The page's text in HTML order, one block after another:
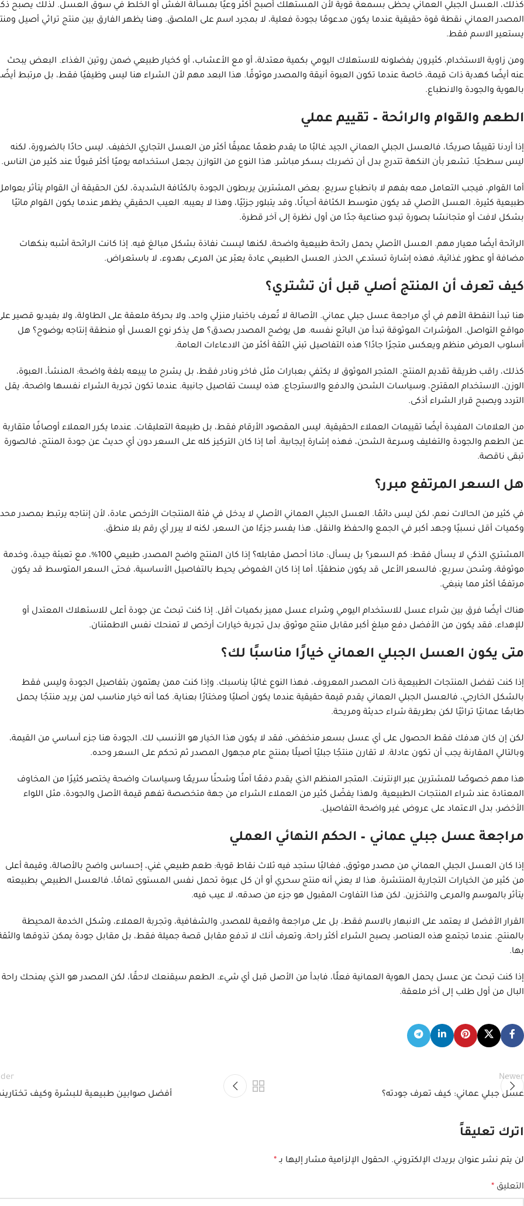
كذلك، العسل الجبلي العماني يحظى بسمعة قوية لأن المستهلك أصبح أكثر وعيًا بمسألة الغش أو الخلط في سوق العسل. لذلك يصبح
المصدر العماني نقطة قوة حقيقية عندما يكون مدعومًا بجودة فعلية، لا بمجرد اسم على الملصق. وهنا يظهر الفارق بين منتج تراثي أصيل
يستعير الاسم فقط.
ومن زاوية الاستخدام، كثيرون يفضلونه للاستهلاك اليومي بكمية معتدلة، أو مع الأعشاب، أو كخيار طبيعي ضمن روتين الغذاء. البعض يبحث
عنه أيضًا كهدية ذات قيمة، خاصة عندما تكون العبوة أنيقة والمصدر موثوقًا. هذا البعد مهم لأن الشراء هنا ليس وظيفيًا فقط، بل مرتبط
بالهوية والجودة والانطباع.
الطعم والقوام والرائحة – تقييم عملي
إذا أردنا تقييمًا صريحًا، فالعسل الجبلي العماني الجيد غالبًا ما يقدم طعمًا عميقًا أكثر من العسل التجاري الخفيف. ليس حادًا بالضرورة، لكنه
ليس سطحيًا. تشعر بأن النكهة تتدرج بدل أن تضربك بسكر مباشر. هذا النوع من التوازن يجعل استخدامه يوميًا أكثر قبولًا عند كثير من الناس.
أما القوام، فيجب التعامل معه بفهم لا بانطباع سريع. بعض المشترين يربطون الجودة بالكثافة الشديدة، لكن الحقيقة أن القوام يتأثر
طبيعية كثيرة. العسل الأصلي قد يكون متوسط الكثافة أحيانًا، وقد يتبلور جزئيًا، وهذا لا يعيبه. العيب الحقيقي يظهر عندما يكون القوام مائيًا
بشكل لافت أو متجانسًا بصورة تبدو صناعية جدًا من أول نظرة إلى آخر قطرة.
الرائحة أيضًا معيار مهم. العسل الأصلي يحمل رائحة طبيعية واضحة، لكنها ليست نفاذة بشكل مبالغ فيه. إذا كانت الرائحة أشبه بنكهات
مضافة أو عطور غذائية، فهذه إشارة تستدعي الحذر. العسل الطبيعي عادة يعبّر عن المرعى بهدوء، لا باستعراض.
كيف تعرف أن المنتج أصلي قبل أن تشتري؟
هنا تبدأ النقطة الأهم في أي مراجعة عسل جبلي عماني. الأصالة لا تُعرف باختبار منزلي واحد، ولا بحركة ملعقة على الطاولة، ولا بفيديو قصير
مواقع التواصل. المؤشرات الموثوقة تبدأ من البائع نفسه. هل يوضح المصدر بصدق؟ هل يذكر نوع العسل أو منطقة إنتاجه بوضوح؟ هل
أسلوب العرض منظم ويعكس متجرًا جادًا؟ هذه التفاصيل تبني الثقة أكثر من الادعاءات العامة.
كذلك، راقب طريقة تقديم المنتج. المتجر الموثوق لا يكتفي بعبارات مثل فاخر ونادر فقط، بل يشرح ما يبيعه بلغة واضحة: المنشأ، العبوة،
الوزن، الاستخدام المقترح، وسياسات الشحن والدفع والاسترجاع. هذه ليست تفاصيل جانبية. عندما تكون تجربة الشراء نفسها واضحة، يقل
التردد ويصبح قرار الشراء أذكى.
من العلامات المفيدة أيضًا تقييمات العملاء الحقيقية. ليس المقصود الأرقام فقط، بل طبيعة التعليقات. عندما يكرر العملاء أوصافًا متقاربة
عن الطعم والجودة والتغليف وسرعة الشحن، فهذه إشارة إيجابية. أما إذا كان التركيز كله على السعر دون أي حديث عن جودة المنتج، فالصورة
تبقى ناقصة.
هل السعر المرتفع مبرر؟
في كثير من الحالات نعم، لكن ليس دائمًا. العسل الجبلي العماني الأصلي لا يدخل في فئة المنتجات الأرخص عادة، لأن إنتاجه يرتبط بمصدر
وكميات أقل نسبيًا وجهد أكبر في الجمع والحفظ والنقل. هذا يفسر جزءًا من السعر، لكنه لا يبرر أي رقم بلا منطق.
المشتري الذكي لا يسأل فقط: كم السعر؟ بل يسأل: ماذا أحصل مقابله؟ إذا كان المنتج واضح المصدر، طبيعي 100%، مع تعبئة جيدة، وخدمة
موثوقة، وشحن سريع، فالسعر الأعلى قد يكون منطقيًا. أما إذا كان الغموض يحيط بالتفاصيل الأساسية، فحتى السعر المتوسط قد يكون
مرتفعًا أكثر مما ينبغي.
هناك أيضًا فرق بين شراء عسل للاستخدام اليومي وشراء عسل مميز بكميات أقل. إذا كنت تبحث عن جودة أعلى للاستهلاك المعتدل أو
للإهداء، فقد يكون من الأفضل دفع مبلغ أكبر مقابل منتج موثوق بدل تجربة خيارات أرخص لا تمنحك نفس الاطمئنان.
متى يكون العسل الجبلي العماني خيارًا مناسبًا لك؟
إذا كنت تفضل المنتجات الطبيعية ذات المصدر المعروف، فهذا النوع غالبًا يناسبك. وإذا كنت ممن يهتمون بتفاصيل الجودة وليس فقط
بالشكل الخارجي، فالعسل الجبلي العماني يقدم قيمة حقيقية عندما يكون أصليًا ومختارًا بعناية. كما أنه خيار مناسب لمن يريد منتجًا يحمل
طابعًا عمانيًا تراثيًا لكن بطريقة شراء حديثة ومريحة.
لكن إن كان هدفك فقط الحصول على أي عسل بسعر منخفض، فقد لا يكون هذا الخيار هو الأنسب لك. الجودة هنا جزء أساسي من القيمة،
وبالتالي المقارنة يجب أن تكون عادلة. لا تقارن منتجًا جبليًا أصيلًا بمنتج عام مجهول المصدر ثم تحكم على السعر وحده.
هذا مهم خصوصًا للمشترين عبر الإنترنت. المتجر المنظم الذي يقدم دفعًا آمنًا وشحنًا سريعًا وسياسات واضحة يختصر كثيرًا من المخاوف
المعتادة عند شراء المنتجات الطبيعية. ولهذا يفضّل كثير من العملاء الشراء من جهة متخصصة تفهم قيمة الأصل والجودة، مثل اللواء
الأخضر، بدل الاعتماد على عروض غير واضحة التفاصيل.
مراجعة عسل جبلي عماني – الحكم النهائي العملي
إذا كان العسل الجبلي العماني من مصدر موثوق، فغالبًا ستجد فيه ثلاث نقاط قوية: طعم طبيعي غني، إحساس واضح بالأصالة، وقيمة أعلى
من كثير من الخيارات التجارية المنتشرة. هذا لا يعني أنه منتج سحري أو أن كل عبوة تحمل نفس المستوى تمامًا، فالعسل الطبيعي بطبيعته
يتأثر بالموسم والمرعى والتخزين. لكن هذا التفاوت المقبول هو جزء من صدقه، لا عيب فيه.
القرار الأفضل لا يعتمد على الانبهار بالاسم فقط، بل على مراجعة واقعية للمصدر، والشفافية، وتجربة العملاء، وشكل الخدمة المحيطة
بالمنتج. عندما تجتمع هذه العناصر، يصبح الشراء أكثر راحة، وتعرف أنك لا تدفع مقابل قصة جميلة فقط، بل مقابل جودة يمكن تذوقها
بها.
إذا كنت تبحث عن عسل يحمل الهوية العمانية فعلًا، فابدأ من الأصل قبل أي شيء. الطعم سيقنعك لاحقًا، لكن المصدر هو الذي يمنحك راحة
البال من أول طلب إلى آخر ملعقة.
Newer
عسل جبلي عماني: كيف تعرف جودته؟
أفضل صوابين طبيعية للبشرة وكيف
اترك تعليقاً
لن يتم نشر عنوان بريدك الإلكتروني. الحقول الإلزامية مشار إليها بـ*
التعليق *